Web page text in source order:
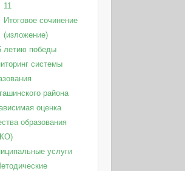
11
Итоговое сочинение
(изложение)
летию победы
системы
района
оценка
образования
услуги